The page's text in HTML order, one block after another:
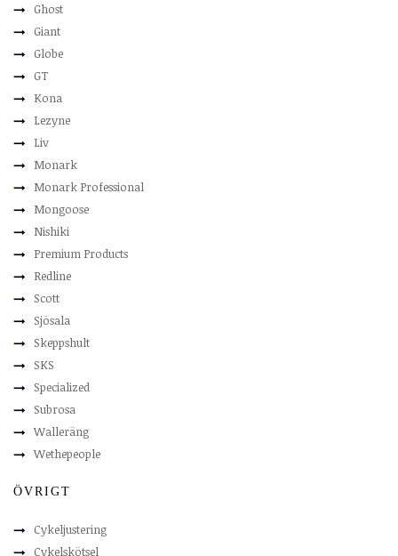
Ghost
Giant
Globe
GT
Kona
Lezyne
Liv
Monark
Monark Professional
Mongoose
Nishiki
Premium Products
Redline
Scott
Sjösala
Skeppshult
SKS
Specialized
Subrosa
Walleräng
Wethepeople
ÖVRIGT
Cykeljustering
Cykelskötsel